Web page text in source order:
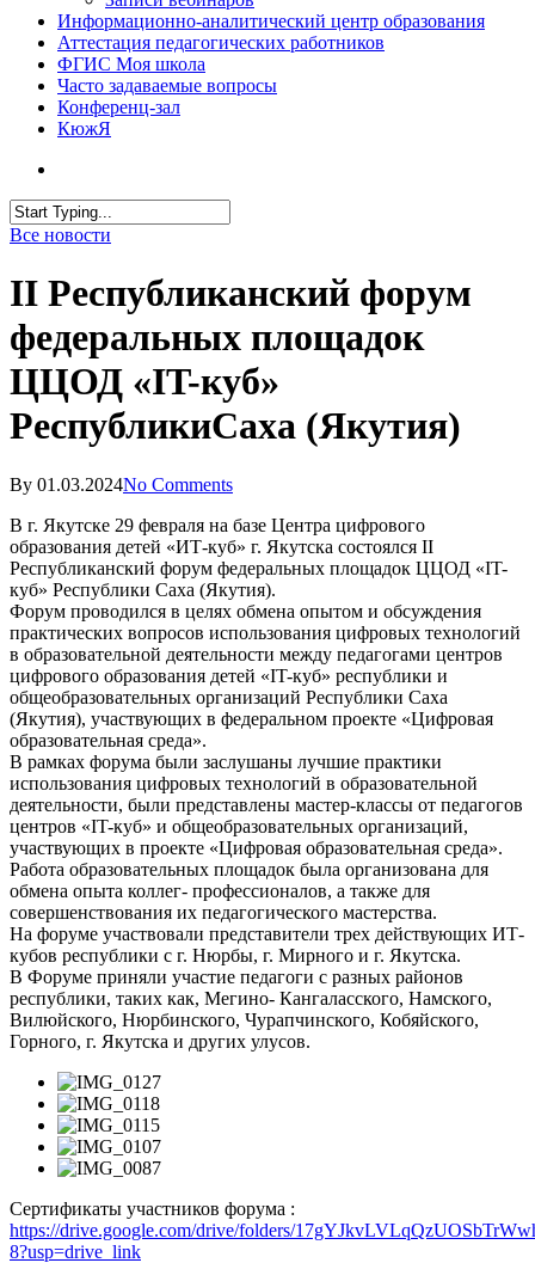
Информационно-аналитический центр образования
Аттестация педагогических работников
ФГИС Моя школа
Часто задаваемые вопросы
Конференц-зал
КюжЯ
Все новости
II Республиканский форум
федеральных площадок
ЦЦОД «IT-куб»
РеспубликиСаха (Якутия)
By 01.03.2024No Comments
В г. Якутске 29 февраля на базе Центра цифрового
образования детей «ИТ-куб» г. Якутска состоялся II
Республиканский форум федеральных площадок ЦЦОД «IT-
куб» Республики Саха (Якутия).
Форум проводился в целях обмена опытом и обсуждения
практических вопросов использования цифровых технологий
в образовательной деятельности между педагогами центров
цифрового образования детей «IT-куб» республики и
общеобразовательных организаций Республики Саха
(Якутия), участвующих в федеральном проекте «Цифровая
образовательная среда».
В рамках форума были заслушаны лучшие практики
использования цифровых технологий в образовательной
деятельности, были представлены мастер-классы от педагогов
центров «IT-куб» и общеобразовательных организаций,
участвующих в проекте «Цифровая образовательная среда».
Работа образовательных площадок была организована для
обмена опыта коллег- профессионалов, а также для
совершенствования их педагогического мастерства.
На форуме участвовали представители трех действующих ИТ-
кубов республики с г. Нюрбы, г. Мирного и г. Якутска.
В Форуме приняли участие педагоги с разных районов
республики, таких как, Мегино- Кангаласского, Намского,
Вилюйского, Нюрбинского, Чурапчинского, Кобяйского,
Горного, г. Якутска и других улусов.
Сертификаты участников форума :
https://drive.google.com/drive/folders/
8?usp=drive_link